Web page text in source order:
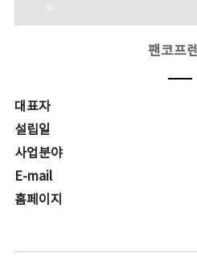
팬코프
대표자
설립일
사업분야
E-mail
홈페이지